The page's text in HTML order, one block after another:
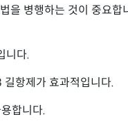
을 병행하는 것이 중요합
니다.
항제가 효과적입니다.
합니다.